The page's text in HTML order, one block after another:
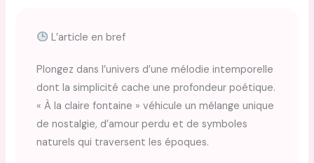
L’article en bref
Plongez dans l’univers d’une mélodie intemporelle
dont la simplicité cache une profondeur poétique.
« À la claire fontaine » véhicule un mélange unique
de nostalgie, d’amour perdu et de symboles
naturels qui traversent les époques.